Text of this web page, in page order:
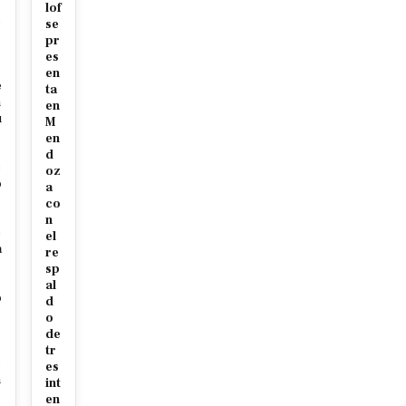
lof
se
pr
es
en
ta
en
M
en
d
oz
a
co
n
el
re
sp
al
d
o
de
tr
es
int
en